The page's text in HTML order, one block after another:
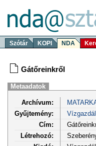
Szótár KOPI NDA
Gátőreinkről
Metaadatok
Archívum:
Gyűjtemény:
Cím:
Létrehozó: